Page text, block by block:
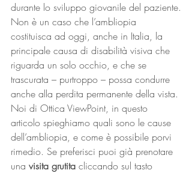
durante lo sviluppo giovanile del paziente.
Non è un caso che l’ambliopia
costituisca ad oggi, anche in Italia, la
principale causa di disabilità visiva che
riguarda un solo occhio, e che se
trascurata – purtroppo – possa condurre
anche alla perdita permanente della vista.
Noi di Ottica ViewPoint, in questo
articolo spieghiamo quali sono le cause
dell’ambliopia, e come è possibile porvi
rimedio. Se preferisci puoi già prenotare
una visita grutita cliccando sul tasto